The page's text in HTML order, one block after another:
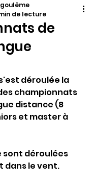
de
de lecture
déroulée la
championnats
distance (8
et master à
sont déroulées
dans le vent.